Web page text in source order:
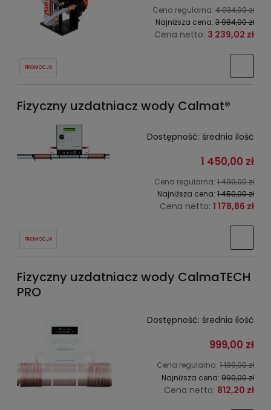
Cena regularna: 4 034,00 zł
Najniższa cena: 3 984,00 zł
Cena netto: 3 239,02 zł
PROMOCJA
Fizyczny uzdatniacz wody Calmat®
Dostępność: średnia ilość
1 450,00 zł
Cena regularna: 1 499,00 zł
Najniższa cena: 1 450,00 zł
Cena netto: 1 178,86 zł
PROMOCJA
Fizyczny uzdatniacz wody CalmaTECH
PRO
Dostępność: średnia ilość
999,00 zł
Cena regularna: 1 199,00 zł
Najniższa cena: 990,00 zł
Cena netto: 812,20 zł